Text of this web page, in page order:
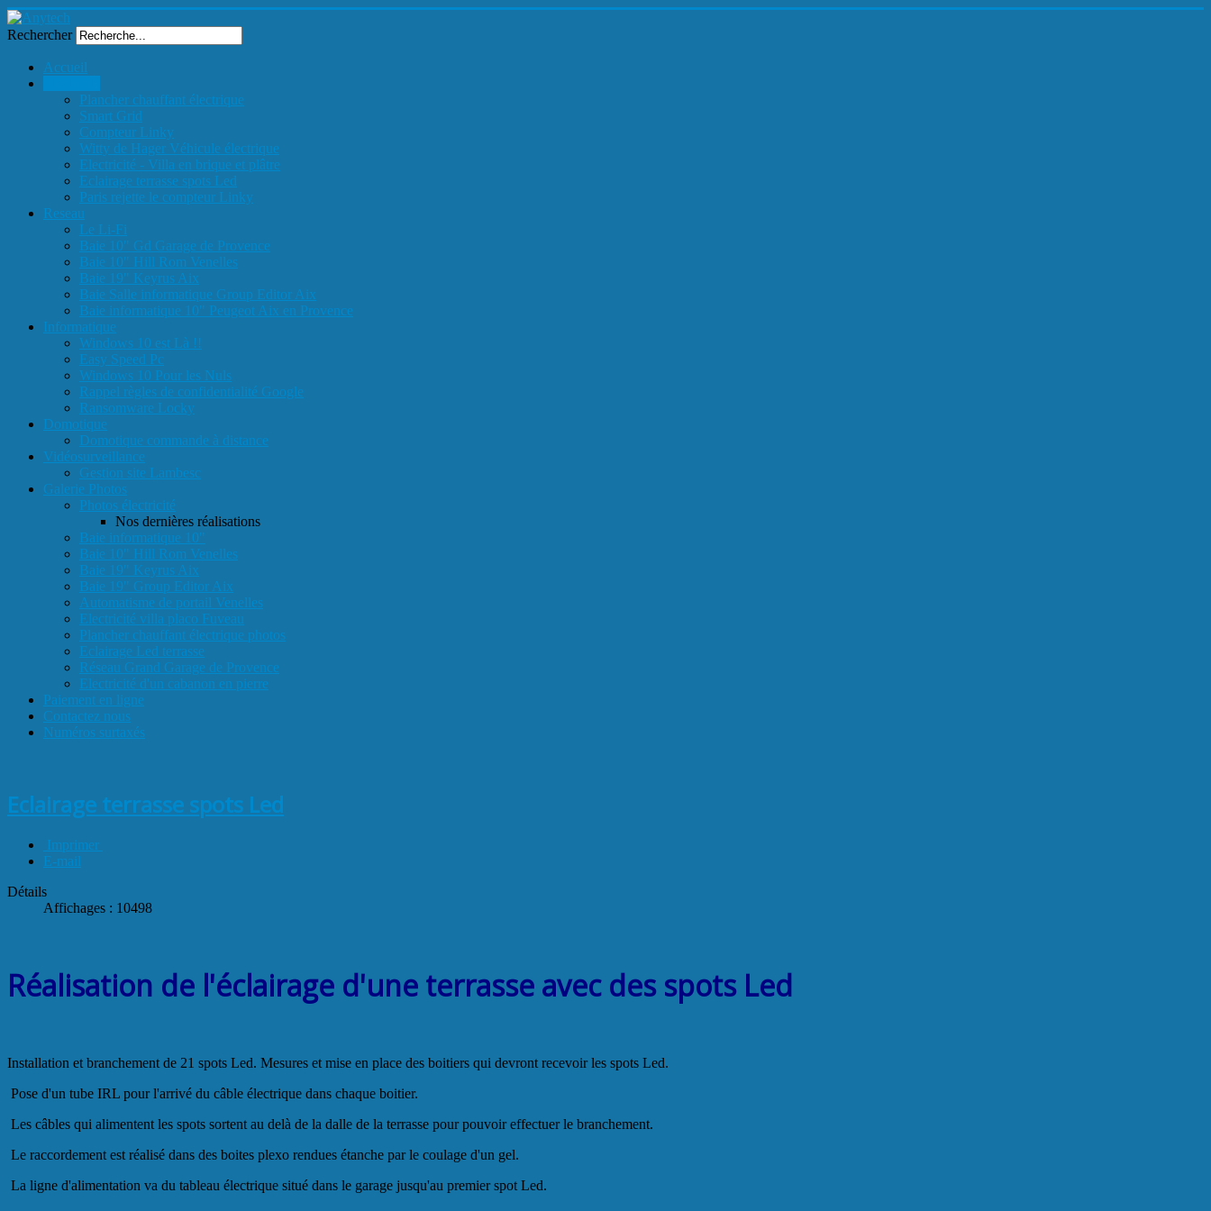
Rechercher
Accueil
Plancher chauffant électrique
Smart Grid
Compteur Linky
Witty de Hager Véhicule électrique
Electricité - Villa en brique et plâtre
Eclairage terrasse spots Led
Paris rejette le compteur Linky
Reseau
Le Li-Fi
Baie 10" Gd Garage de Provence
Baie 10" Hill Rom Venelles
Baie 19" Keyrus Aix
Baie Salle informatique Group Editor Aix
Baie informatique 10" Peugeot Aix en Provence
Informatique
Windows 10 est Là !!
Easy Speed Pc
Windows 10 Pour les Nuls
Rappel règles de confidentialité Google
Ransomware Locky
Domotique
Domotique commande à distance
Vidéosurveillance
Gestion site Lambesc
Galerie Photos
Photos électricité
Nos dernières réalisations
Baie informatique 10"
Baie 10" Hill Rom Venelles
Baie 19" Keyrus Aix
Baie 19" Group Editor Aix
Automatisme de portail Venelles
Electricité villa placo Fuveau
Plancher chauffant électrique photos
Eclairage Led terrasse
Réseau Grand Garage de Provence
Electricité d'un cabanon en pierre
Paiement en ligne
Contactez nous
Numéros surtaxés
Eclairage terrasse spots Led
Imprimer
E-mail
Détails
Affichages : 10498
Réalisation de l'éclairage d'une terrasse avec des spots Led
Installation et branchement de 21 spots Led. Mesures et mise en place des boitiers qui devront recevoir les spots Led.
Pose d'un tube IRL pour l'arrivé du câble électrique dans chaque boitier.
Les câbles qui alimentent les spots sortent au delà de la dalle de la terrasse pour pouvoir effectuer le branchement.
Le raccordement est réalisé dans des boites plexo rendues étanche par le coulage d'un gel.
La ligne d'alimentation va du tableau électrique situé dans le garage jusqu'au premier spot Led.